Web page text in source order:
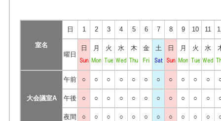
室名
日 1 2 3 4 5 6 7 8 9 10 11
曜日
日 月 火 水 木 金 土 日 月 火 水
大会議室A
午前 ○ ○ ○ ○ ○ ○ ○ ○ ○ ○ ○
午後 ○ ○ ○ ○ ○ ○ ○ ○ ○ ○ ○
夜間 ○ ○ ○ ○ ○ ○ ○ ○ ○ ○ ○